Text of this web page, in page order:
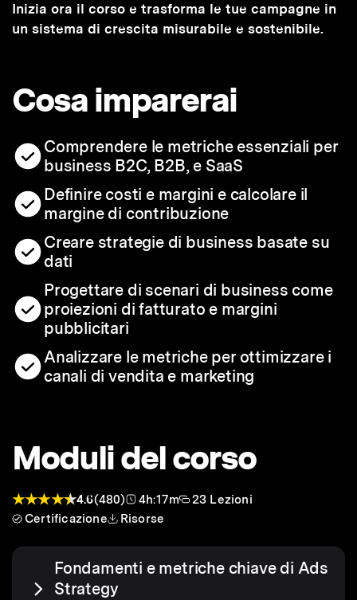
Inizia ora il corso e trasforma le tue campagne in
un sistema di crescita misurabile e sostenibile.
Cosa imparerai
Comprendere le metriche essenziali per
business B2C, B2B, e SaaS
Definire costi e margini e calcolare il
margine di contribuzione
Creare strategie di business basate su
dati
Progettare di scenari di business come
proiezioni di fatturato e margini
pubblicitari
Analizzare le metriche per ottimizzare i
canali di vendita e marketing
Moduli del corso
4.6(480) 4h:17m
23 Lezioni
Certificazione
Risorse
Fondamenti e metriche chiave di Ads
Strategy